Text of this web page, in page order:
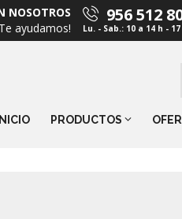
956 512
Lu. - Sab.: 10 a 14 h -
NOSOTROS
ayudamos!
INICIO PRODUCTOS